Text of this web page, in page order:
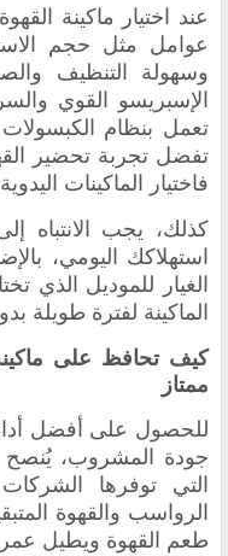
عند اختيار ماكينة
عوامل مثل حجم
وسهولة التنظيف
الإسبريسو القوي
تعمل بنظام الكبسولات
تفضل تجربة تحضير
فاختيار الماكينات
كذلك، يجب الانتباه
استهلاكك اليومي،
الغيار للموديل الذي
الماكينة لفترة طويلة
كيف تحافظ على
ممتاز
للحصول على أفضل
جودة المشروب، يُنصح
التي توفرها
الرواسب والقهوة
طعم القهوة ويطيل عمر